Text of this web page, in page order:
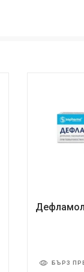
Дефламол
БЪРЗ